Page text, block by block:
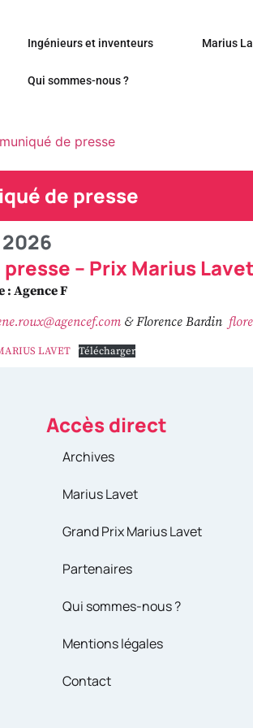
Ingénieurs et inventeurs Marius
Qui sommes-nous ?
de presse
de presse
presse – Prix Marius
: Agence F
& Florence Bardin
LAVET Télécharger
Accès direct
Archives
Marius Lavet
Grand Prix Marius Lavet
Partenaires
Qui sommes-nous ?
Mentions légales
Contact